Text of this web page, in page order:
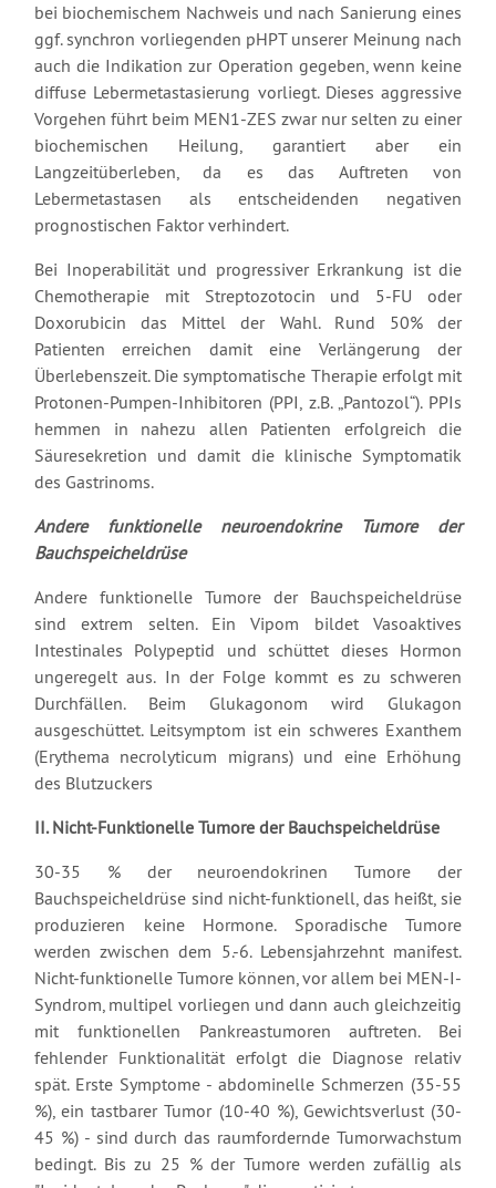
bei biochemischem Nachweis und nach Sanierung eines
ggf. synchron vorliegenden pHPT unserer Meinung nach
auch die Indikation zur Operation gegeben, wenn keine
diffuse Lebermetastasierung vorliegt. Dieses aggressive
Vorgehen führt beim MEN1-ZES zwar nur selten zu einer
biochemischen Heilung, garantiert aber ein
Langzeitüberleben, da es das Auftreten von
Lebermetastasen als entscheidenden negativen
prognostischen Faktor verhindert.
Bei Inoperabilität und progressiver Erkrankung ist die
Chemotherapie mit Streptozotocin und 5-FU oder
Doxorubicin das Mittel der Wahl. Rund 50% der
Patienten erreichen damit eine Verlängerung der
Überlebenszeit. Die symptomatische Therapie erfolgt mit
Protonen-Pumpen-Inhibitoren (PPI, z.B. „Pantozol“). PPIs
hemmen in nahezu allen Patienten erfolgreich die
Säuresekretion und damit die klinische Symptomatik
des Gastrinoms.
Andere funktionelle neuroendokrine Tumore der
Bauchspeicheldrüse
Andere funktionelle Tumore der Bauchspeicheldrüse
sind extrem selten. Ein Vipom bildet Vasoaktives
Intestinales Polypeptid und schüttet dieses Hormon
ungeregelt aus. In der Folge kommt es zu schweren
Durchfällen. Beim Glukagonom wird Glukagon
ausgeschüttet. Leitsymptom ist ein schweres Exanthem
(Erythema necrolyticum migrans) und eine Erhöhung
des Blutzuckers
II. Nicht-Funktionelle Tumore der Bauchspeicheldrüse
30-35 % der neuroendokrinen Tumore der
Bauchspeicheldrüse sind nicht-funktionell, das heißt, sie
produzieren keine Hormone. Sporadische Tumore
werden zwischen dem 5.-6. Lebensjahrzehnt manifest.
Nicht-funktionelle Tumore können, vor allem bei MEN-I-
Syndrom, multipel vorliegen und dann auch gleichzeitig
mit funktionellen Pankreastumoren auftreten. Bei
fehlender Funktionalität erfolgt die Diagnose relativ
spät. Erste Symptome - abdominelle Schmerzen (35-55
%), ein tastbarer Tumor (10-40 %), Gewichtsverlust (30-
45 %) - sind durch das raumfordernde Tumorwachstum
bedingt. Bis zu 25 % der Tumore werden zufällig als